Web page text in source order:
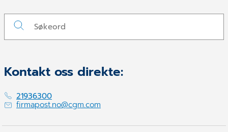
Kontakt oss direkte:
21936300
firmapost.no@cgm.com